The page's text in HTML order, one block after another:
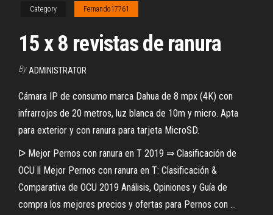
Category Fernando17761
15 x 8 revistas de ranura
By ADMINISTRATOR
Cámara IP de consumo marca Dahua de 8 mpx (4K) con
infrarrojos de 20 metros, luz blanca de 10m y micro. Apta
para exterior y con ranura para tarjeta MicroSD.
ᐅ Mejor Pernos con ranura en T 2019 ⇒ Clasificación de
OCU ll Mejor Pernos con ranura en T: Clasificación &
Comparativa de OCU 2019 Análisis, Opiniones y Guía de
compra los mejores precios y ofertas para Pernos con ...